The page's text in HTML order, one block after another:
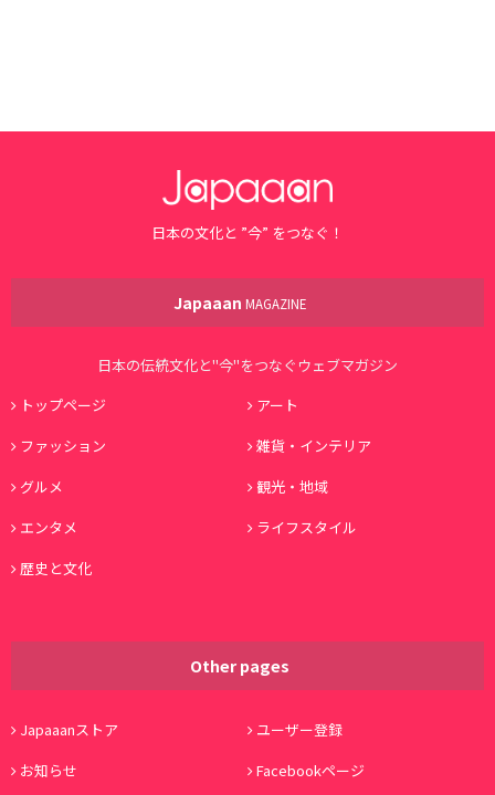
日本の文化と ”今” をつなぐ！
Japaaan MAGAZINE
日本の伝統文化と"今"をつなぐウェブマガジン
トップページ
アート
ファッション
雑貨・インテリア
グルメ
観光・地域
エンタメ
ライフスタイル
歴史と文化
Other pages
Japaaanストア
ユーザー登録
お知らせ
Facebookページ